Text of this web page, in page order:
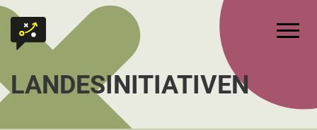
Zum Inhalt springen
Zur Startseite
LANDESINITIATIVEN